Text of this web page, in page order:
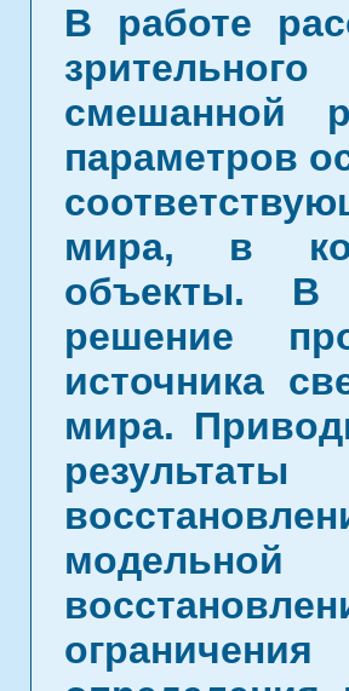
В работе
смешанной
параметров
мира, в
объекты. В
решение
источника
мира.
модельной